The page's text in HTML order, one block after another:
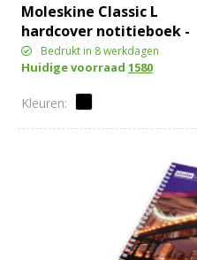
Moleskine Classic L
hardcover notitieboek -
ruitjes
Bedrukt in 8 werkdagen
Huidige voorraad1580